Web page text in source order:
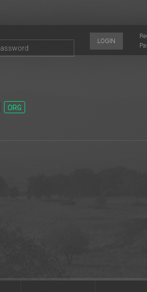
LOGIN
ORG